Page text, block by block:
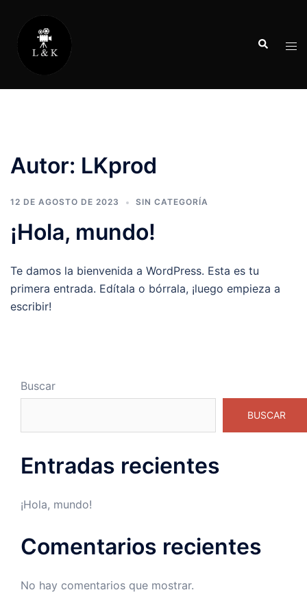
contenido
Buscar
Autor: LKprod
12 DE AGOSTO DE 2023 SIN CATEGORÍA
¡Hola, mundo!
Te damos la bienvenida a WordPress. Esta es tu
primera entrada. Edítala o bórrala, ¡luego empieza a
escribir!
Buscar
BUSCAR
Entradas recientes
¡Hola, mundo!
Comentarios recientes
No hay comentarios que mostrar.